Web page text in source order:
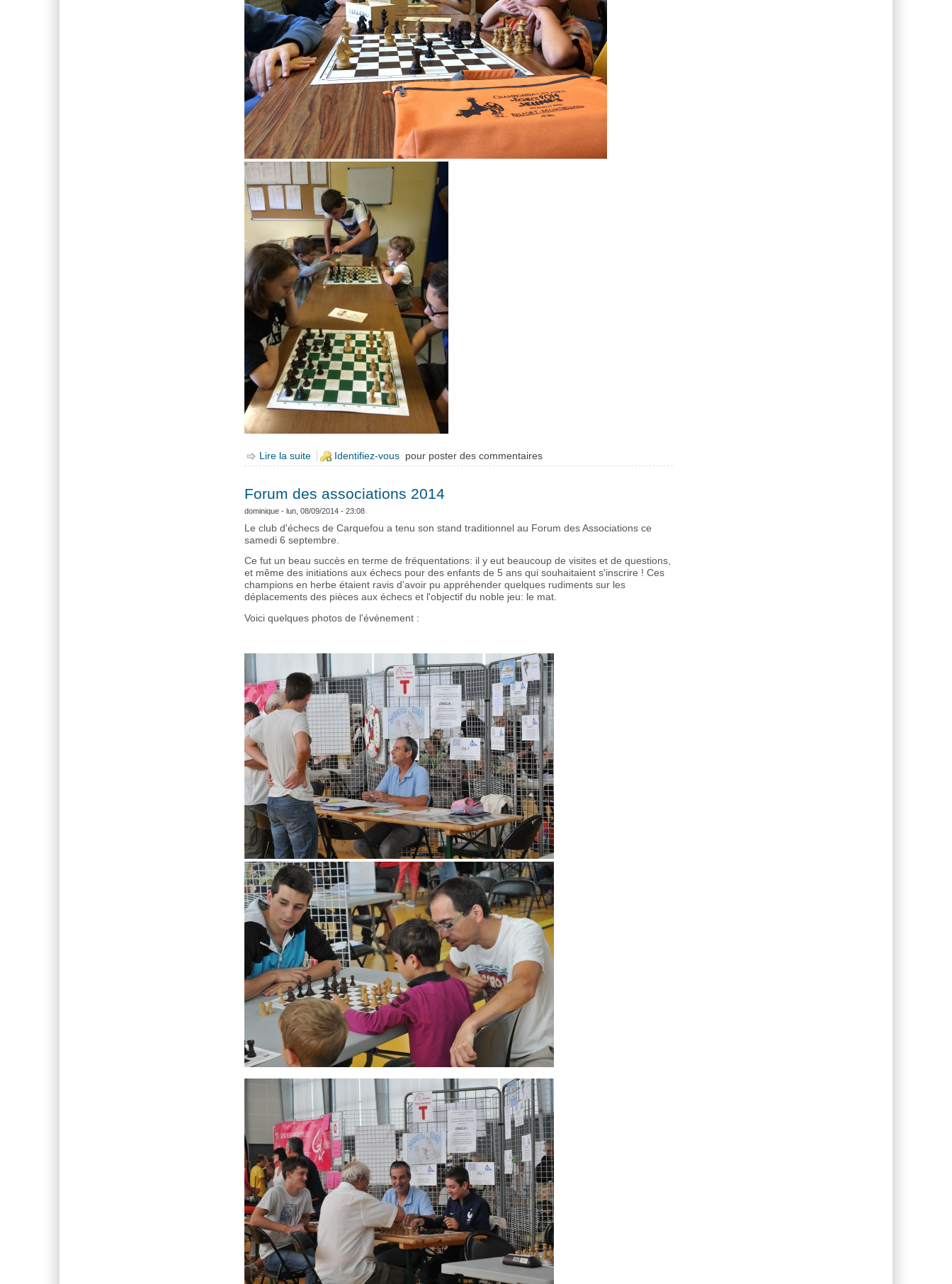
Lire la suite de Zoom sur les cours d'échecs du samedi
Identifiez-vous pour poster des commentaires
Forum des associations 2014
dominique - lun, 08/09/2014 - 23:08
Le club d'échecs de Carquefou a tenu son stand traditionnel au Forum des Associations ce
samedi 6 septembre.
Ce fut un beau succès en terme de fréquentations: il y eut beaucoup de visites et de questions,
et même des initiations aux échecs pour des enfants de 5 ans qui souhaitaient s'inscrire ! Ces
champions en herbe étaient ravis d'avoir pu appréhender quelques rudiments sur les
déplacements des pièces aux échecs et l'objectif du noble jeu: le mat.
Voici quelques photos de l'événement :